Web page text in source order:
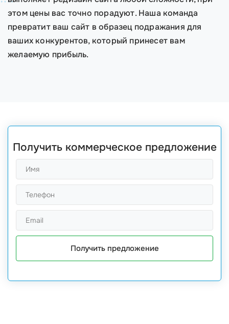
этом цены вас точно порадуют. Наша команда
превратит ваш сайт в образец подражания для
ваших конкурентов, который принесет вам
желаемую прибыль.
Получить коммерческое предложение
Получить предложение